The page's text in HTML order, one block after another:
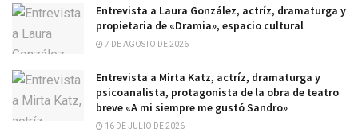
Entrevista a Laura González, actríz, dramaturga y
propietaria de «Dramia», espacio cultural
7 DE AGOSTO DE 2026
Entrevista a Mirta Katz, actríz, dramaturga y
psicoanalista, protagonista de la obra de teatro
breve «A mi siempre me gustó Sandro»
16 DE JULIO DE 2026